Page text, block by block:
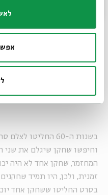
גולדפדן. הוא כתב את מחזות
הראשונים היה "שני
בתיאטרון עבר מתישהו דרך
מן תפקיד שכל שחקן גילם
הזאת, ותמיד חלמתי לגלם את
בשנות ה-60
וחיפשו שחקן שיגלם את שני
המחזמר, שחקן אחד לא היה
זמנית, ולכן, היו תמיד
בסרט החליטו ששחקן אחד